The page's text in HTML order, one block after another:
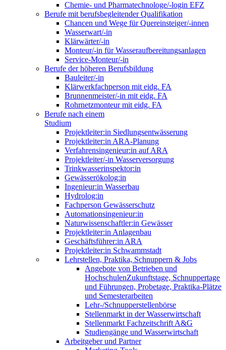
Chemie- und Pharmatechnologe/-login EFZ
Berufe mit berufsbegleitender Qualifikation
Chancen und Wege für Quereinsteiger/-innen
Wasserwart/-in
Klärwärter/-in
Monteur/-in für Wasseraufbereitungsanlagen
Service-Monteur/-in
Berufe der höheren Berufsbildung
Bauleiter/-in
Klärwerkfachperson mit eidg. FA
Brunnenmeister/-in mit eidg. FA
Rohrnetzmonteur mit eidg. FA
Berufe nach einem
Studium
Projektleiter:in Siedlungsentwässerung
Projektleiter:in ARA-Planung
Verfahrensingenieur:in auf ARA
Projektleiter/-in Wasserversorgung
Trinkwasserinspektor:in
Gewässerökolog:in
Ingenieur:in Wasserbau
Hydrolog:in
Fachperson Gewässerschutz
Automationsingenieur:in
Naturwissenschaftler:in Gewässer
Projektleiter:in Anlagenbau
Geschäftsführer:in ARA
Projektleiter:in Schwammstadt
Lehrstellen, Praktika, Schnuppern & Jobs
Angebote von Betrieben und
HochschulenZukunftstage, Schnuppertage
und Führungen, Probetage, Praktika-Plätze
und Semesterarbeiten
Lehr-/Schnupperstellenbörse
Stellenmarkt in der Wasserwirtschaft
Stellenmarkt Fachzeitschrift A&G
Studiengänge und Wasserwirtschaft
Arbeitgeber und Partner